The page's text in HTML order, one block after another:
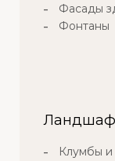
Фасады
Фонтаны
Клумбы